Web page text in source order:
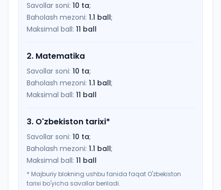
Savollar soni: 10 ta;
Baholash mezoni: 1.1 ball;
Maksimal ball: 11 ball
2. Matematika
Savollar soni: 10 ta;
Baholash mezoni: 1.1 ball;
Maksimal ball: 11 ball
3. O'zbekiston tarixi*
Savollar soni: 10 ta;
Baholash mezoni: 1.1 ball;
Maksimal ball: 11 ball
* Majburiy blokning ushbu fanida faqat O'zbekiston
tarixi bo'yicha savollar beriladi.